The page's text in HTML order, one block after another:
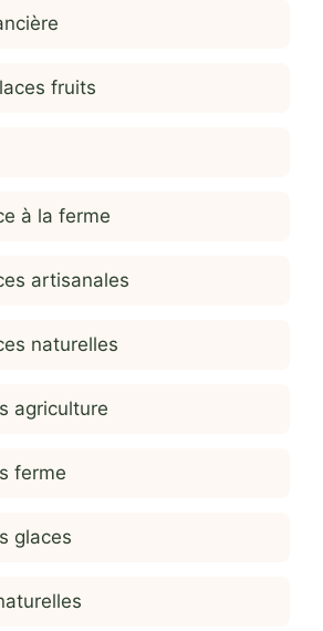
fruits
à la ferme
artisanales
naturelles
agriculture
ferme
glaces